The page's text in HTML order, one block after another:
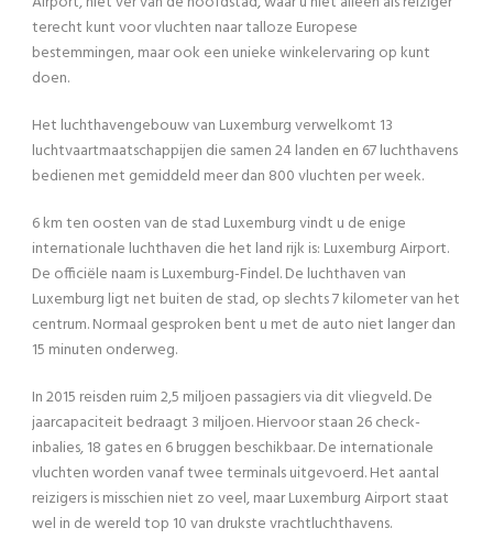
terecht kunt voor vluchten naar talloze Europese
bestemmingen, maar ook een unieke winkelervaring op kunt
doen.
Het luchthavengebouw van Luxemburg verwelkomt 13
luchtvaartmaatschappijen die samen 24 landen en 67 luchthavens
bedienen met gemiddeld meer dan 800 vluchten per week.
6 km ten oosten van de stad Luxemburg vindt u de enige
internationale luchthaven die het land rijk is: Luxemburg Airport.
De officiële naam is Luxemburg-Findel. De luchthaven van
Luxemburg ligt net buiten de stad, op slechts 7 kilometer van het
centrum. Normaal gesproken bent u met de auto niet langer dan
15 minuten onderweg.
In 2015 reisden ruim 2,5 miljoen passagiers via dit vliegveld. De
jaarcapaciteit bedraagt 3 miljoen. Hiervoor staan 26 check-
inbalies, 18 gates en 6 bruggen beschikbaar. De internationale
vluchten worden vanaf twee terminals uitgevoerd. Het aantal
reizigers is misschien niet zo veel, maar Luxemburg Airport staat
wel in de wereld top 10 van drukste vrachtluchthavens.